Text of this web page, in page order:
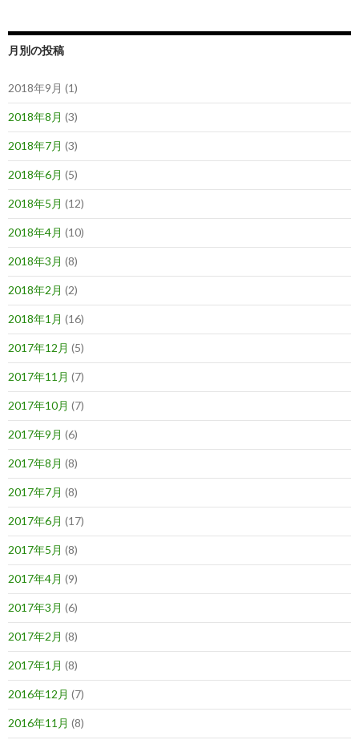
月別の投稿
2018年9月 (1)
2018年8月 (3)
2018年7月 (3)
2018年6月 (5)
2018年5月 (12)
2018年4月 (10)
2018年3月 (8)
2018年2月 (2)
2018年1月 (16)
2017年12月 (5)
2017年11月 (7)
2017年10月 (7)
2017年9月 (6)
2017年8月 (8)
2017年7月 (8)
2017年6月 (17)
2017年5月 (8)
2017年4月 (9)
2017年3月 (6)
2017年2月 (8)
2017年1月 (8)
2016年12月 (7)
2016年11月 (8)